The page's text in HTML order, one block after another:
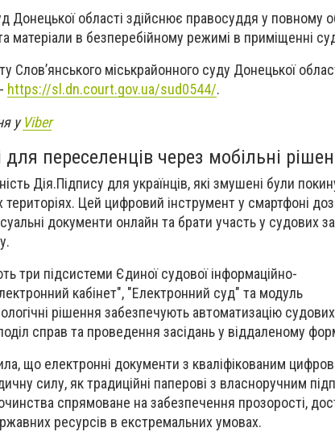
Донецької області здійснює правосуддя у повному
матеріали в безперебійному режимі в приміщенні
Слов’янського міськрайонного суду Донецької
https://sl.dn.court.gov.ua/sud0544/.
уViber
переселенців через мобільні
Дія.Підпису для українців, які змушені були
Цей цифровий інструмент у смартфоні
документи онлайн та брати участь у судових
три підсистеми Єдиної судової інформаційно-
кабінет", "Електронний суд" та модуль
рішення забезпечують автоматизацію
справ та проведення засідань у віддаленому
що електронні документи з кваліфікованим
силу, як традиційні паперові з власноручним
спрямоване на забезпечення прозорості,
ресурсів в екстремальних умовах.